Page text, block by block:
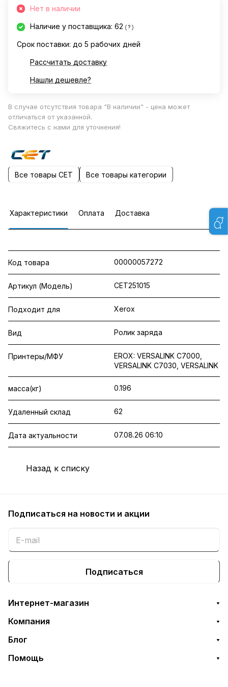
Нет в наличии
Наличие у поставщика: 62 ?
Срок поставки: до 5 рабочих дней
Рассчитать доставку
Нашли дешевле?
В случае отсутствия товара "В наличии" - цена может
отличаться от указанной.
Свяжитесь с нами для уточнения!
Все товары CET Все товары категории
Характеристики Оплата Доставка
Код товара 00000057272
Артикул (Модель) CET251015
Подходит для Xerox
Вид Ролик заряда
Принтеры/МФУ
EROX: VERSALINK C7000,
VERSALINK C7030, VERSALINK
масса(кг) 0.196
Удаленный склад 62
Дата актуальности 07.08.26 06:10
Назад к списку
Подписаться на новости и акции
Подписаться
Интернет-магазин
Компания
Блог
Помощь